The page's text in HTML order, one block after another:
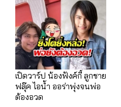
เปิดวาร์ป น้องฟังค์กี้ ลูกชาย
ฟลุ๊ค ไอน้ำ ออร่าพุ่งจนพ่อ
ต้องอวด